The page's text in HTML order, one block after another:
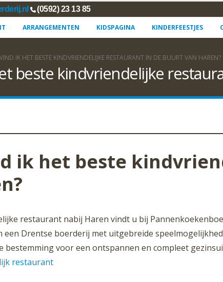
(0592) 23 13 85
ARRANGEMENTEN KIDSPAGINA KINDERFEESTJES
IK HET BESTE KINDVRIENDELIJKE RESTAURANT IN DE BUURT VAN HAREN?
beste kindvriendelijke
ik het beste
restaurant nabij Haren vindt u bij
een Drentse boerderij met uitgebreide
bestemming voor een ontspannen en compleet
restaurant